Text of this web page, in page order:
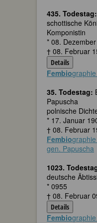
435. Todestag:
schottische
Komponistin
* 08.
† 08. Februar
Details
Fembio
35. Todestag:
Papuscha
polnische
* 17. Januar
† 08. Februar
Fembio
gen. Papuscha
1023.
deutsche
* 0955
† 08. Februar
Details
Fembio